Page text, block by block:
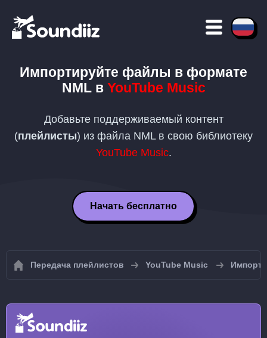
Импортируйте файлы в формате
NMLв YouTube Music
Добавьте поддерживаемый контент
(плейлисты) из файла NMLв свою библиотеку
YouTube Music.
Начать бесплатно
Передача плейлистов YouTube Music Импорт